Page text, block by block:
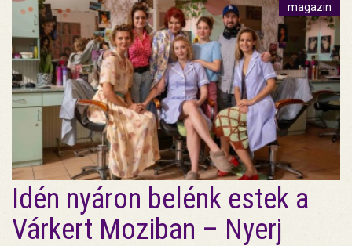
magazin
Idén nyáron belénk estek a
Várkert Moziban – Nyerj